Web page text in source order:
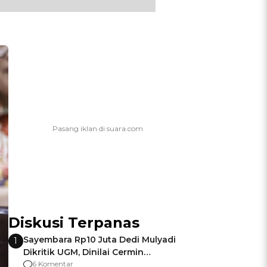
Diskusi Terpanas
1
Sayembara Rp10 Juta Dedi Mulyadi
Dikritik UGM, Dinilai Cermin
Gagalnya Negara Jamin Keamanan
6 Komentar